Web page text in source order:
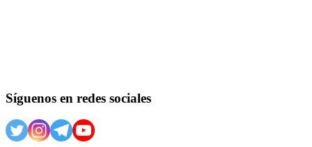
Síguenos en redes sociales